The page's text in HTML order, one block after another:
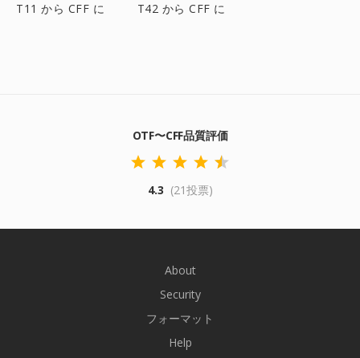
T11 から CFF に T42 から CFF に
OTF〜CFF品質評価
4.3 (21投票)
About
Security
フォーマット
Help